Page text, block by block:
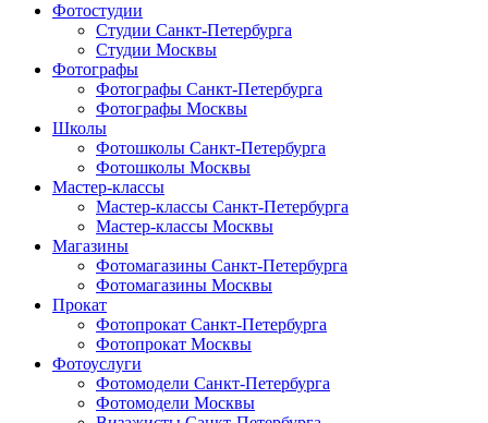
Фотостудии
Студии Санкт-Петербурга
Студии Москвы
Фотографы
Фотографы Санкт-Петербурга
Фотографы Москвы
Школы
Фотошколы Санкт-Петербурга
Фотошколы Москвы
Мастер-классы
Мастер-классы Санкт-Петербурга
Мастер-классы Москвы
Магазины
Фотомагазины Санкт-Петербурга
Фотомагазины Москвы
Прокат
Фотопрокат Санкт-Петербурга
Фотопрокат Москвы
Фотоуслуги
Фотомодели Санкт-Петербурга
Фотомодели Москвы